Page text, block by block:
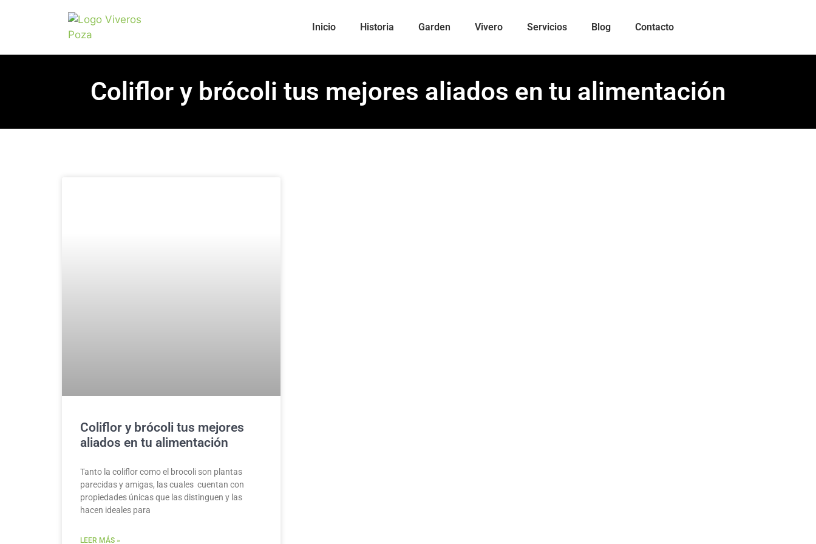
Inicio Historia Garden Vivero Servicios Blog Contacto
Coliflor y brócoli tus mejores aliados en tu alimentación
Coliflor y brócoli tus mejores
aliados en tu alimentación
Tanto la coliflor como el brocoli son plantas
parecidas y amigas, las cuales cuentan con
propiedades únicas que las distinguen y las
hacen ideales para
LEER MÁS »